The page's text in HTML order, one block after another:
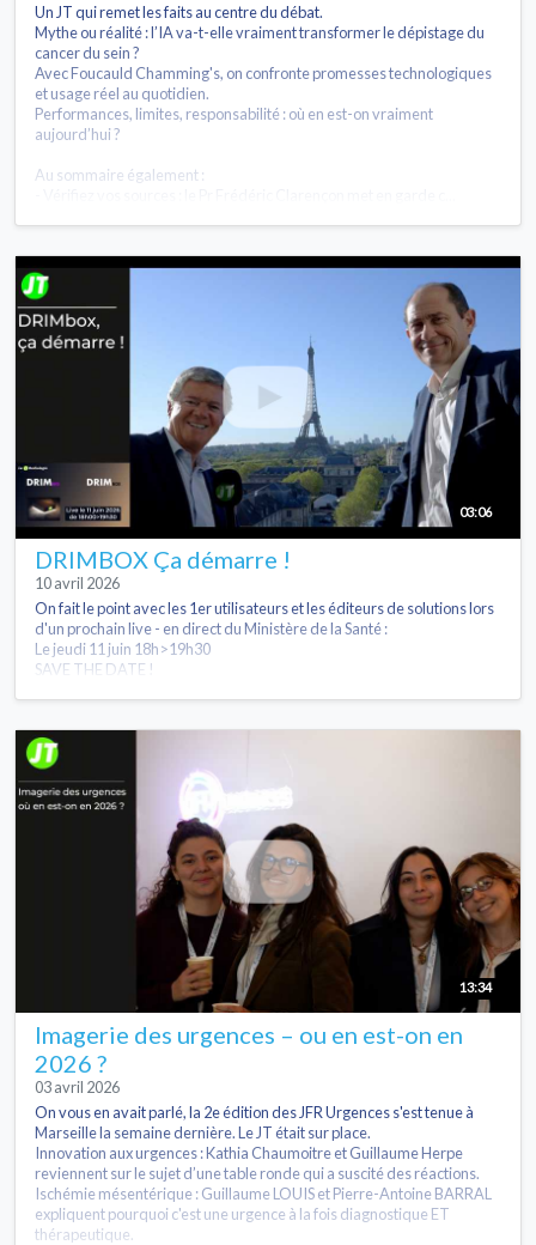
Un JT qui remet les faits au centre du débat.
Mythe ou réalité : l’IA va-t-elle vraiment transformer le dépistage du
cancer du sein ?
Avec Foucauld Chamming's, on confronte promesses technologiques
et usage réel au quotidien.
Performances, limites, responsabilité : où en est-on vraiment
aujourd’hui ?
Au sommaire également :
03:06
DRIMBOX Ça démarre !
10 avril 2026
On fait le point avec les 1er utilisateurs et les éditeurs de solutions lors
d'un prochain live - en direct du Ministère de la Santé :
Le jeudi 11 juin 18h>19h30
SAVE THE DATE !
13:34
Imagerie des urgences – ou en est-on en
2026 ?
03 avril 2026
On vous en avait parlé, la 2e édition des JFR Urgences s'est tenue à
Marseille la semaine dernière. Le JT était sur place.
Innovation aux urgences : Kathia Chaumoitre et Guillaume Herpe
reviennent sur le sujet d’une table ronde qui a suscité des réactions.
Ischémie mésentérique : Guillaume LOUIS et Pierre-Antoine BARRAL
expliquent pourquoi c'est une urgence à la fois diagnostique ET
thérapeutique.